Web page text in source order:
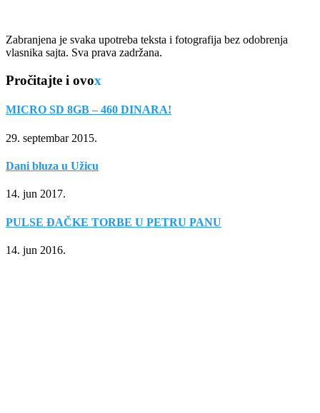
Zabranjena je svaka upotreba teksta i fotografija bez odobrenja
vlasnika sajta. Sva prava zadržana.
Pročitajte i ovox
MICRO SD 8GB – 460 DINARA!
29. septembar 2015.
Dani bluza u Užicu
14. jun 2017.
PULSE ĐAČKE TORBE U PETRU PANU
14. jun 2016.